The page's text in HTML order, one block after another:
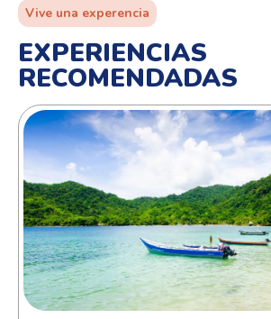
Vive una experencia
EXPERIENCIAS
RECOMENDADAS